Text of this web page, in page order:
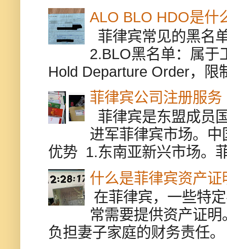
ALO BLO HDO是什
菲律宾常见的黑名
2.BLO黑名单：属于
Hold Departure Order，限
菲律宾公司注册服务
菲律宾是东盟成员
进军菲律宾市场。
优势 1.东南亚新兴市场。
什么是菲律宾资产证
在菲律宾，一些特
常需要提供资产证
负担妻子家庭的财务责任